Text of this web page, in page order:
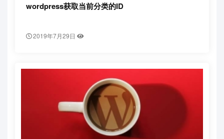
wordpress获取当前分类的ID
2019年7月29日